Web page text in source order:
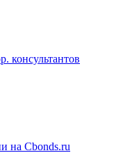
консультантов
на Cbonds.ru